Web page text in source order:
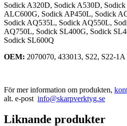
Sodick A320D, Sodick A530D,
ALC600G, Sodick AP450L, Sodick
Sodick AQ535L, Sodick AQ550L,
AQ750L, Sodick SL400G, Sodick
Sodick SL600Q
OEM: 2070070, 433013, S22, S22-1A
För mer information om produkten,
alt. e-post info@skarpverktyg.se
Liknande produkter